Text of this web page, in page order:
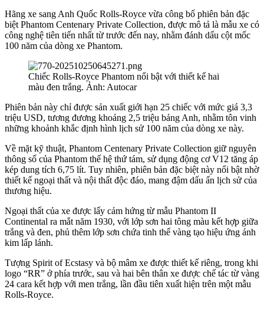
Hãng xe sang Anh Quốc Rolls-Royce vừa công bố phiên bản đặc
biệt Phantom Centenary Private Collection, được mô tả là mẫu xe có
công nghệ tiên tiến nhất từ trước đến nay, nhằm đánh dấu cột mốc
100 năm của dòng xe Phantom.
Chiếc Rolls-Royce Phantom nổi bật với thiết kế hai
màu đen trắng. Ảnh: Autocar
Phiên bản này chỉ được sản xuất giới hạn 25 chiếc với mức giá 3,3
triệu USD, tương đương khoảng 2,5 triệu bảng Anh, nhằm tôn vinh
những khoảnh khắc định hình lịch sử 100 năm của dòng xe này.
Về mặt kỹ thuật, Phantom Centenary Private Collection giữ nguyên
thông số của Phantom thế hệ thứ tám, sử dụng động cơ V12 tăng áp
kép dung tích 6,75 lít. Tuy nhiên, phiên bản đặc biệt này nổi bật nhờ
thiết kế ngoại thất và nội thất độc đáo, mang đậm dấu ấn lịch sử của
thương hiệu.
Ngoại thất của xe được lấy cảm hứng từ mẫu Phantom II
Continental ra mắt năm 1930, với lớp sơn hai tông màu kết hợp giữa
trắng và đen, phủ thêm lớp sơn chứa tinh thể vàng tạo hiệu ứng ánh
kim lấp lánh.
Tượng Spirit of Ecstasy và bộ mâm xe được thiết kế riêng, trong khi
logo “RR” ở phía trước, sau và hai bên thân xe được chế tác từ vàng
24 cara kết hợp với men trắng, lần đầu tiên xuất hiện trên một mẫu
Rolls-Royce.